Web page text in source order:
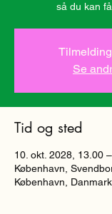
så du kan
Se
Tid og sted
10. okt. 2028, 13.00
København,
København, Danmark